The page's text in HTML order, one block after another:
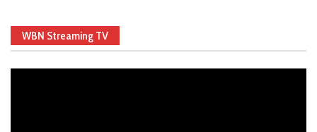
WBN Streaming TV